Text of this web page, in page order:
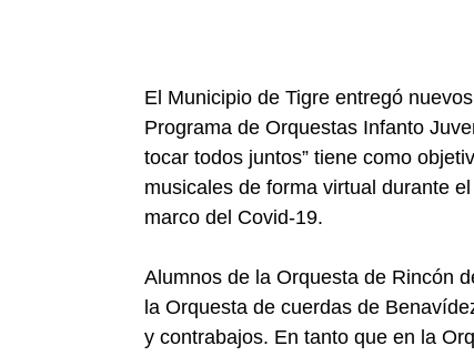
El Municipio de Tigre entregó
Programa de Orquestas Infanto
tocar todos juntos” tiene como
musicales de forma virtual durante
marco del Covid-19.
Alumnos de la Orquesta de Rincón
la Orquesta de cuerdas de
y contrabajos. En tanto que en la